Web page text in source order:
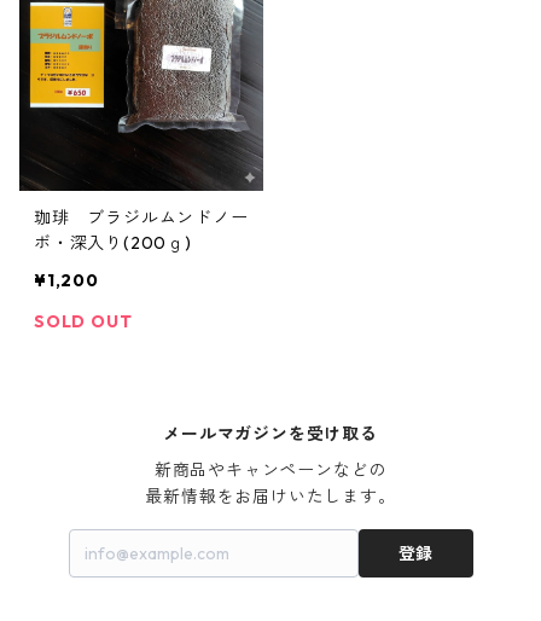
珈琲 ブラジルムンドノー
ボ・深入り(200ｇ)
¥1,200
SOLD OUT
メールマガジンを受け取る
新商品やキャンペーンなどの
最新情報をお届けいたします。
登録